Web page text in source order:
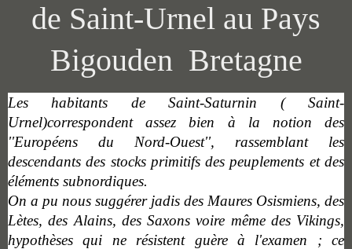
de Saint-Urnel au Pays
Bigouden Bretagne
Les habitants de Saint-Saturnin ( Saint-
Urnel)correspondent assez bien à la notion des
''Européens du Nord-Ouest'', rassemblant les
descendants des stocks primitifs des peuplements et des
éléments subnordiques.
On a pu nous suggérer jadis des Maures Osismiens, des
Lètes, des Alains, des Saxons voire même des Vikings,
hypothèses qui ne résistent guère à l'examen ;
ce